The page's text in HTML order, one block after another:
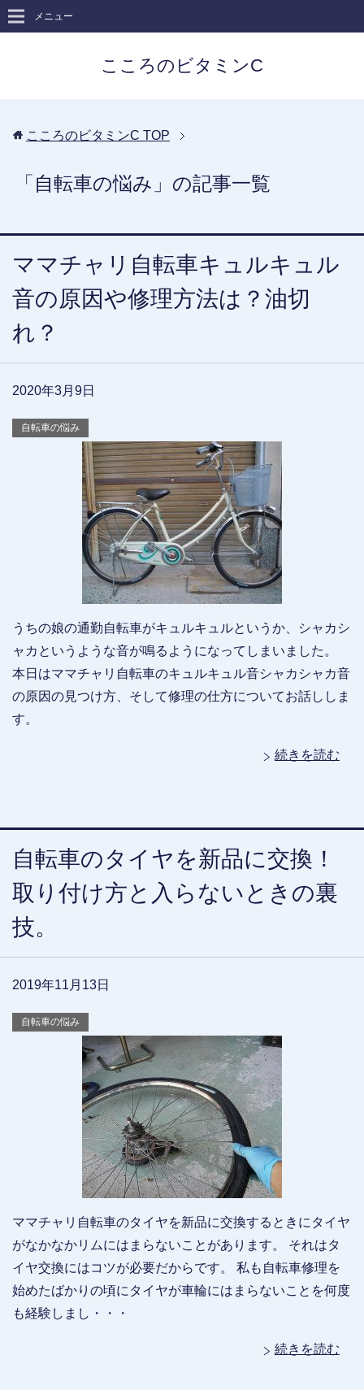
こころのビタミンC
メニュー
こころのビタミンC TOP
「自転車の悩み」の記事一覧
ママチャリ自転車キュルキュル
音の原因や修理方法は？油切
れ？
2020年3月9日
自転車の悩み
うちの娘の通勤自転車がキュルキュルというか、シャカシ
ャカというような音が鳴るようになってしまいました。
本日はママチャリ自転車のキュルキュル音シャカシャカ音
の原因の見つけ方、そして修理の仕方についてお話ししま
す。
続きを読む
自転車のタイヤを新品に交換！
取り付け方と入らないときの裏
技。
2019年11月13日
自転車の悩み
ママチャリ自転車のタイヤを新品に交換するときにタイヤ
がなかなかリムにはまらないことがあります。 それはタ
イヤ交換にはコツが必要だからです。 私も自転車修理を
始めたばかりの頃にタイヤが車輪にはまらないことを何度
も経験しまし・・・
続きを読む